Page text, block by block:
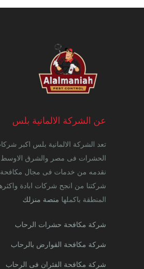
عن الشركة الالمانية بلس
تعد الشركة الالمانية بلس اكبر
الحشرات فى مصر والشرق الاوسط
نقدمه من خدمات فى مجال
شركتنا من انجح شركات ابادة
المنطقة باكملها منصة منزلك
شركة مكافحة حشرات الرحاب
شركة مكافحة القوارض بالرحاب
شركة مكافحة الفئران فى الرحاب